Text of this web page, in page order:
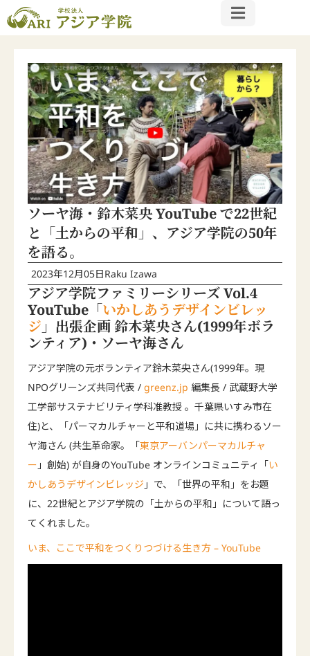
ソーヤ海・鈴木菜央 YouTube で22世紀
と「土からの平和」、アジア学院の50年
を語る。
2023年12月05日Raku Izawa
アジア学院ファミリーシリーズ Vol.4
YouTube「いかしあうデザインビレッ
ジ 」出張企画 鈴木菜央さん(1999年ボラ
ンティア)・ソーヤ海さん
アジア学院の元ボランティア鈴木菜央さん(1999年。現
NPOグリーンズ共同代表 / greenz.jp 編集長 / 武蔵野大学
工学部サステナビリティ学科准教授 。千葉県いすみ市在
住)と、「パーマカルチャーと平和道場」に共に携わるソー
ヤ海さん (共生革命家。「東京アーバンパーマカルチャ
ー 」創始) が自身のYouTube オンラインコミュニティ「い
かしあうデザインビレッジ 」で、「世界の平和」をお題
に、22世紀とアジア学院の「土からの平和」について語っ
てくれました。
いま、ここで平和をつくりつづける生き方 – YouTube